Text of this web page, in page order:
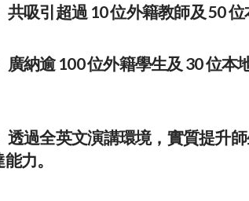
共吸引超過 10 位外籍教師及 50 位
廣納逾 100 位外籍學生及 30 位
透過全英文演講環境，實質提升
力。